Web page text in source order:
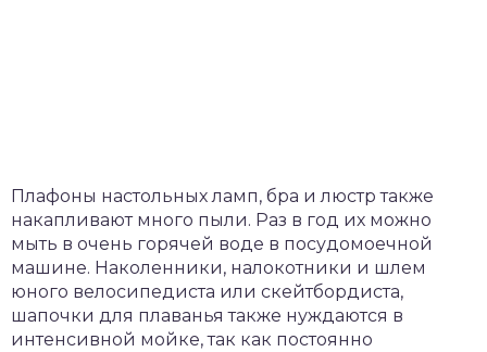
Плафоны настольных ламп, бра и люстр также
накапливают много пыли. Раз в год их можно
мыть в очень горячей воде в посудомоечной
машине. Наколенники, налокотники и шлем
юного велосипедиста или скейтбордиста,
шапочки для плаванья также нуждаются в
интенсивной мойке, так как постоянно